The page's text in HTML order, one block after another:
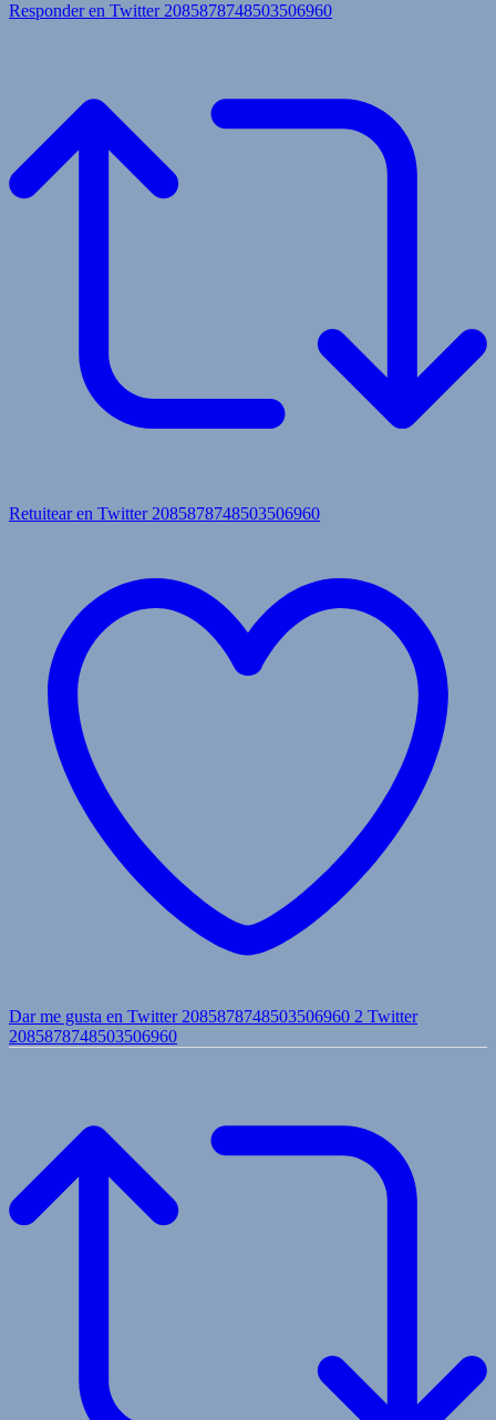
Responder en Twitter 2085878748503506960
Retuitear en Twitter 2085878748503506960
Dar me gusta en Twitter 2085878748503506960 2 Twitter
2085878748503506960